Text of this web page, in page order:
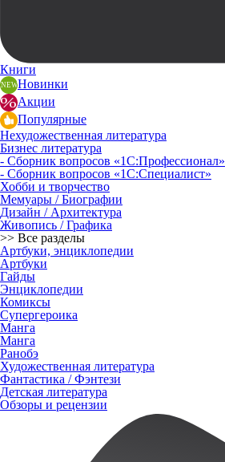
Книги
Новинки
Акции
Популярные
Нехудожественная литература
Бизнес литература
- Сборник вопросов «1С:Профессионал»
- Сборник вопросов «1С:Специалист»
Хобби и творчество
Мемуары / Биографии
Дизайн / Архитектура
Живопись / Графика
>> Все разделы
Артбуки, энциклопедии
Артбуки
Гайды
Энциклопедии
Комиксы
Супергероика
Манга
Манга
Ранобэ
Художественная литература
Фантастика / Фэнтези
Детская литература
Обзоры и рецензии